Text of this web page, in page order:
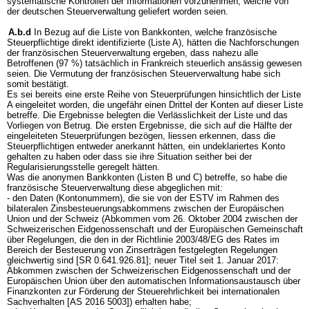
der deutschen Steuerverwaltung geliefert worden seien.
A.b.d
In Bezug auf die Liste von Bankkonten, welche französische
Steuerpflichtige direkt identifizierte (Liste A), hätten die Nachforschungen
der französischen Steuerverwaltung ergeben, dass nahezu alle
Betroffenen (97 %) tatsächlich in Frankreich steuerlich ansässig gewesen
seien. Die Vermutung der französischen Steuerverwaltung habe sich
somit bestätigt.
Es sei bereits eine erste Reihe von Steuerprüfungen hinsichtlich der Liste
A eingeleitet worden, die ungefähr einen Drittel der Konten auf dieser Liste
betreffe. Die Ergebnisse belegten die Verlässlichkeit der Liste und das
Vorliegen von Betrug. Die ersten Ergebnisse, die sich auf die Hälfte der
eingeleiteten Steuerprüfungen bezögen, liessen erkennen, dass die
Steuerpflichtigen entweder anerkannt hätten, ein undeklariertes Konto
gehalten zu haben oder dass sie ihre Situation seither bei der
Regularisierungsstelle geregelt hätten.
Was die anonymen Bankkonten (Listen B und C) betreffe, so habe die
französische Steuerverwaltung diese abgeglichen mit:
- den Daten (Kontonummern), die sie von der ESTV im Rahmen des
bilateralen Zinsbesteuerungsabkommens zwischen der Europäischen
Union und der Schweiz (Abkommen vom 26. Oktober 2004 zwischen der
Schweizerischen Eidgenossenschaft und der Europäischen Gemeinschaft
über Regelungen, die den in der Richtlinie 2003/48/EG des Rates im
Bereich der Besteuerung von Zinserträgen festgelegten Regelungen
gleichwertig sind [SR 0.641.926.81]; neuer Titel seit 1. Januar 2017:
Abkommen zwischen der Schweizerischen Eidgenossenschaft und der
Europäischen Union über den automatischen Informationsaustausch über
Finanzkonten zur Förderung der Steuerehrlichkeit bei internationalen
Sachverhalten [AS 2016 5003]) erhalten habe;